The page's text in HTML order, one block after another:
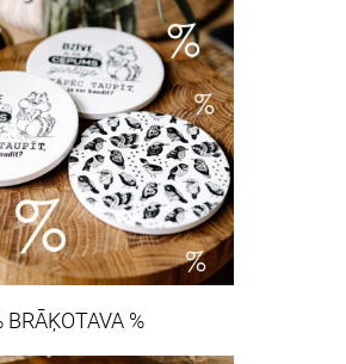
BRĀĶOTAVA %